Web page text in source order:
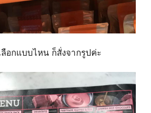
ลือกแบบไหน ก็สั่งจากรูปค่ะ